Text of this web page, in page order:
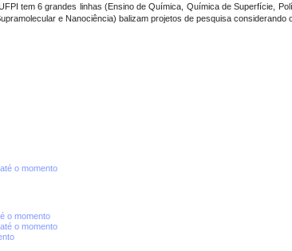
tem 6 grandes linhas (Ensino de Química, Química de Superfície,
e Nanociência) balizam projetos de pesquisa
o momento
o momento
o momento